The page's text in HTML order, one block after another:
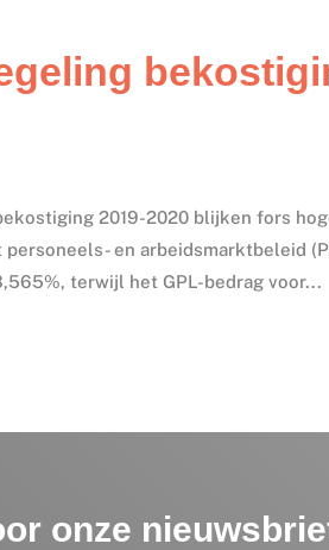
2019-2020 blijken fors
en arbeidsmarktbeleid
terwijl het GPL-bedrag voor...
onze